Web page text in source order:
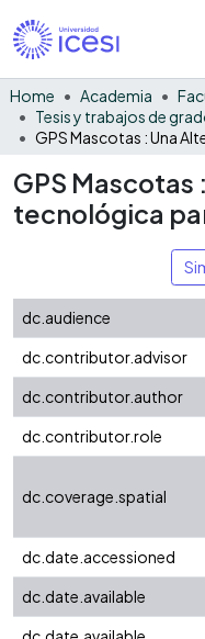
Home Academia
Tesis y trabajos de
GPS Mascotas
tecnológica
dc.audience
dc.contributor.advisor
dc.contributor.author
dc.contributor.role
dc.coverage.spatial
dc.date.accessioned
dc.date.available